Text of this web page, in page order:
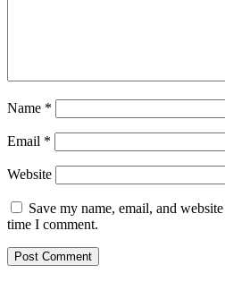
Name *
Email *
Website
Save my name, email, and
time I comment.